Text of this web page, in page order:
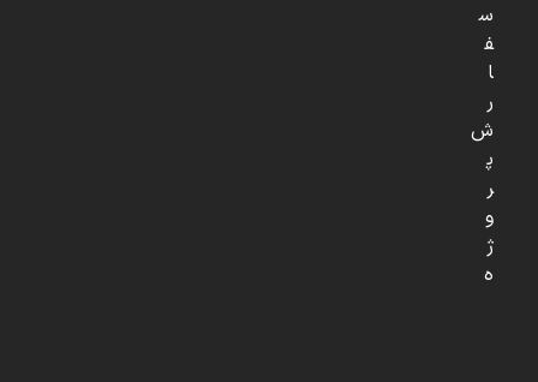
س
ف
ا
ر
ش
پ
ر
و
ژ
ه